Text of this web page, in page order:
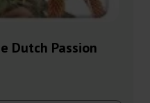
Dutch Passion